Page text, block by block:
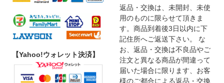
【Yahoo!ウォレット決済】
返品・交換は、未開封、未使
用のものに限らせて頂きま
す。商品到着後3日以内に下
記住所へご返送下さい。 な
お、返品・交換は不良品やご
注文と異なる商品が間違って
届いた場合に限ります、お客
様のご都合による返品・交換